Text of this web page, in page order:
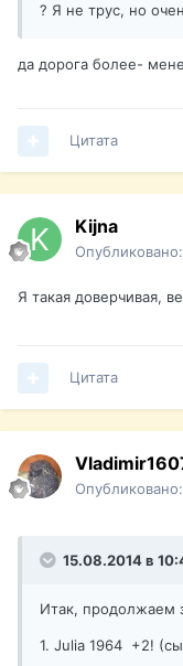
? Я не трус, но
да дорога более-
Цитата
Kijna
Опубликовано:
Я такая доверчивая,
Цитата
Опубликовано:
15.08.2014 в
Итак, продолжаем
1. Julia 1964 +2!